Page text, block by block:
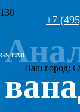
GS-LAB
+7
Ваш город: